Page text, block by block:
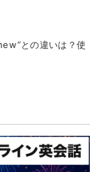
との違いは？使